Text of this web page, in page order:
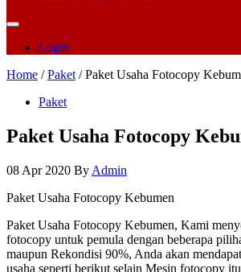
Login
Home /Paket / Paket Usaha Fotocopy
Paket
Paket Usaha Fotocopy
08 Apr 2020 By Admin
Paket Usaha Fotocopy Kebumen
Paket Usaha Fotocopy Kebumen, Kami
fotocopy untuk pemula dengan beberapa
maupun Rekondisi 90%, Anda akan
usaha seperti berikut selain Mesin fotocopy